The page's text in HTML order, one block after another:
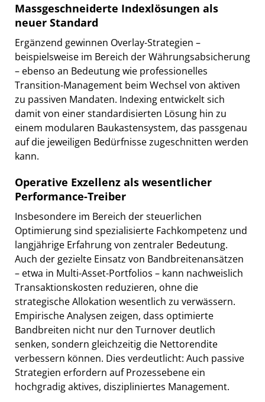
Massgeschneiderte Indexlösungen als
neuer Standard
Ergänzend gewinnen Overlay-Strategien –
beispielsweise im Bereich der Währungsabsicherung
– ebenso an Bedeutung wie professionelles
Transition-Management beim Wechsel von aktiven
zu passiven Mandaten. Indexing entwickelt sich
damit von einer standardisierten Lösung hin zu
einem modularen Baukastensystem, das passgenau
auf die jeweiligen Bedürfnisse zugeschnitten werden
kann.
Operative Exzellenz als wesentlicher
Performance-Treiber
Insbesondere im Bereich der steuerlichen
Optimierung sind spezialisierte Fachkompetenz und
langjährige Erfahrung von zentraler Bedeutung.
Auch der gezielte Einsatz von Bandbreitenansätzen
– etwa in Multi-Asset-Portfolios – kann nachweislich
Transaktionskosten reduzieren, ohne die
strategische Allokation wesentlich zu verwässern.
Empirische Analysen zeigen, dass optimierte
Bandbreiten nicht nur den Turnover deutlich
senken, sondern gleichzeitig die Nettorendite
verbessern können. Dies verdeutlicht: Auch passive
Strategien erfordern auf Prozessebene ein
hochgradig aktives, diszipliniertes Management.